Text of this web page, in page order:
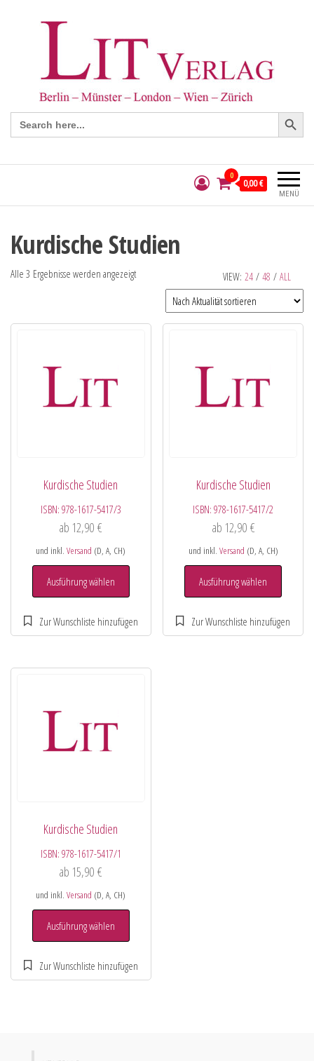
Search
for:
Search Button
MENÜ
0
0,00 €
Kurdische Studien
VIEW: 24 / 48 / ALL
Alle 3 Ergebnisse werden angezeigt
Kurdische Studien
ISBN: 978-1617-5417/3
ab 12,90€
und inkl.Versand (D, A, CH)
Ausführung wählen
Kurdische Studien
ISBN:978-1617-5417/2
ab 12,90 €
und inkl. Versand (D, A, CH)
Ausführung wählen
Kurdische Studien
ISBN: 978-1617-5417/1
ab 15,90€
und inkl.Versand (D, A, CH)
Ausführung wählen